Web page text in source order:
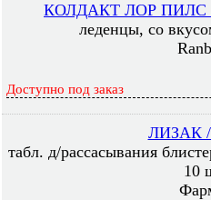
КОЛДАКТ ЛОР ПИЛС /
леденцы, со
Доступно под заказ
ЛИЗАК
табл. д/рассасывания
10